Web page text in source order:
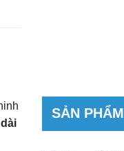
SẢN PHẨM